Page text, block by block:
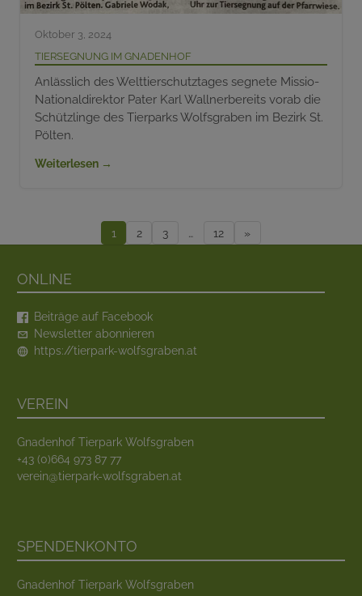
Oktober 3, 2024
Tiersegnung im Gnadenhof
Anlässlich des Welttierschutztages segnete Missio-
Nationaldirektor Pater Karl Wallnerbereits vorab die
Schützlinge des Tierparks Wolfsgraben im Bezirk St.
Pölten.
Weiterlesen →
1 2 3 … 12 »
Online
Beiträge auf Facebook
Newsletter abonnieren
https://tierpark-wolfsgraben.at
Verein
Gnadenhof Tierpark Wolfsgraben
+43 (0)664 973 87 77
verein@tierpark-wolfsgraben.at
Spendenkonto
Gnadenhof Tierpark Wolfsgraben